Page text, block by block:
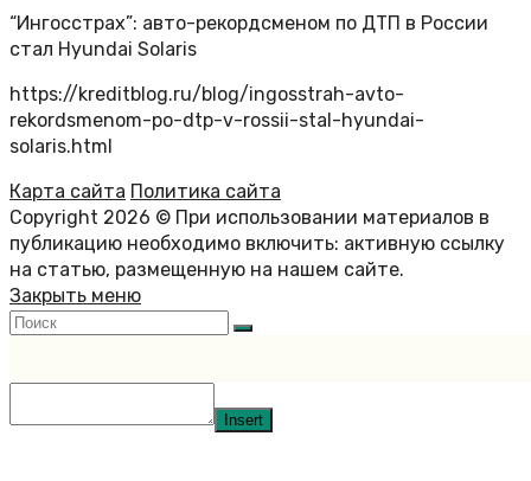
“Ингосстрах”: авто-рекордсменом по ДТП в России
стал Hyundai Solaris
https://kreditblog.ru/blog/ingosstrah-avto-
rekordsmenom-po-dtp-v-rossii-stal-hyundai-
solaris.html
Карта сайта Политика сайта
Copyright 2026 © При использовании материалов в
публикацию необходимо включить: активную ссылку
на статью, размещенную на нашем сайте.
Закрыть меню
Insert